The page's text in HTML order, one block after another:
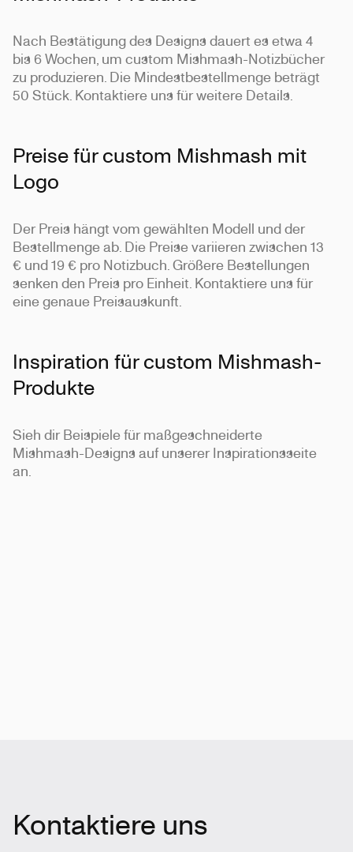
Nach Bestätigung des Designs dauert es etwa 4
bis 6 Wochen, um custom Mishmash-Notizbücher
zu produzieren. Die Mindestbestellmenge beträgt
50 Stück. Kontaktiere uns für weitere Details.
Preise für custom Mishmash mit
Logo
Der Preis hängt vom gewählten Modell und der
Bestellmenge ab. Die Preise variieren zwischen 13
€ und 19 € pro Notizbuch. Größere Bestellungen
senken den Preis pro Einheit. Kontaktiere uns für
eine genaue Preisauskunft.
Inspiration für custom Mishmash-
Produkte
Sieh dir Beispiele für maßgeschneiderte
Mishmash-Designs auf unserer Inspirationsseite
an.
Kontaktiere uns